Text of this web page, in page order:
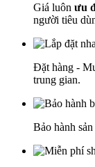
Giá luôn ưu
người tiêu
Đặt hàng -
trung gian.
Bảo hành